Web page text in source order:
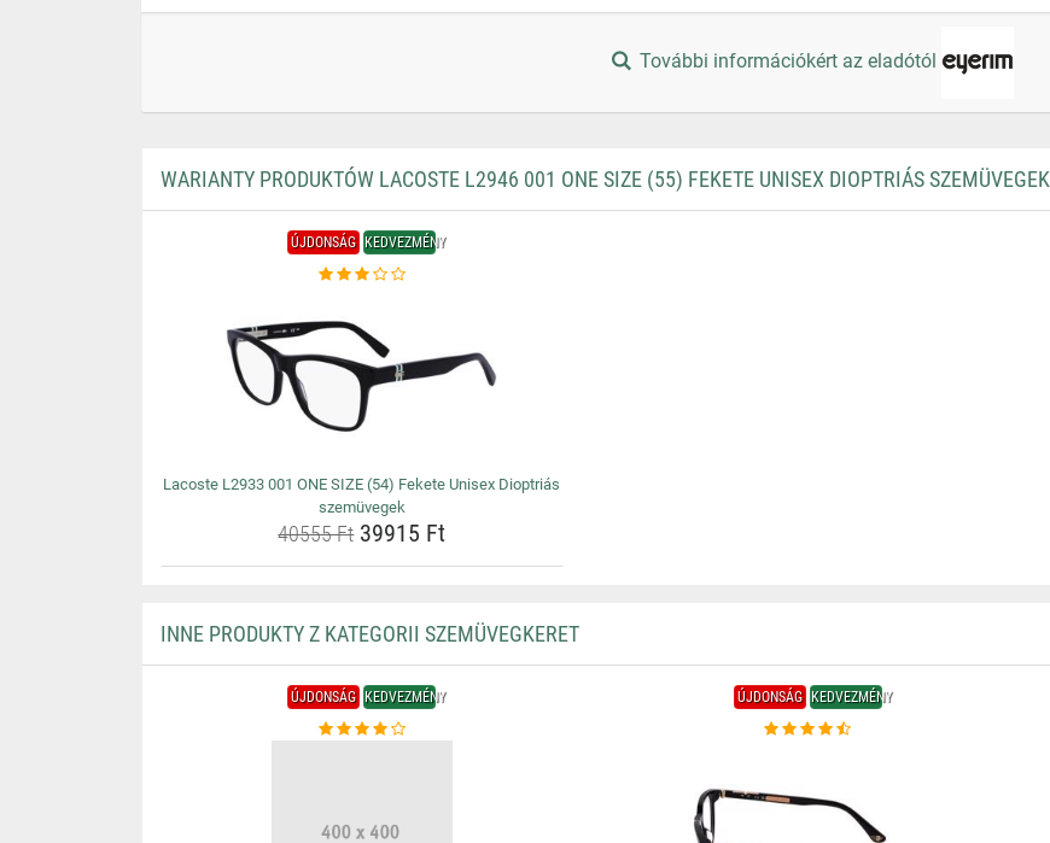
További információkért az eladótól
WARIANTY PRODUKTÓW LACOSTE L2946 001 ONE SIZE (55) FEKETE UNISEX DIOPTRIÁS SZEMÜVEGEK
ÚJDONSÁG KEDVEZMÉNY
Lacoste L2933 001 ONE SIZE (54) Fekete Unisex Dioptriás
szemüvegek
40555 Ft39915 Ft
INNE PRODUKTY Z KATEGORII SZEMÜVEGKERET
ÚJDONSÁG KEDVEZMÉNY ÚJDONSÁG KEDVEZMÉNY